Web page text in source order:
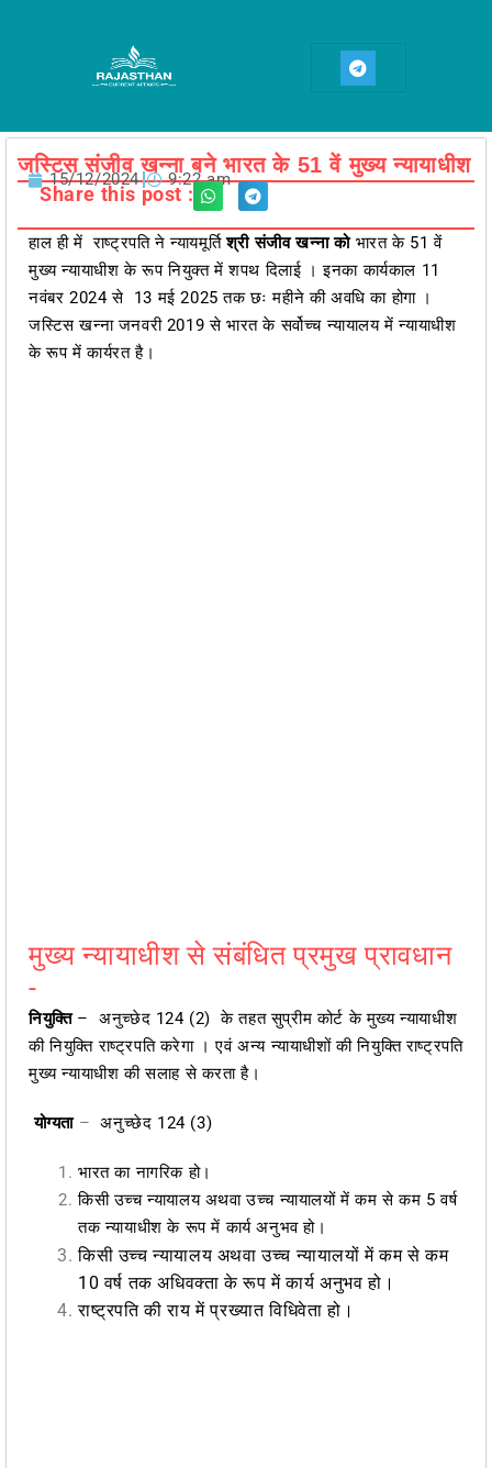
T
e
l
r
a
m
जस्टिस संजीव खन्ना बने भारत के 51 वें मुख्य न्यायाधीश
15/12/2024 9:22 am
Share this post :
हाल ही में राष्ट्रपति ने न्यायमूर्तिश्री संजीव खन्ना कोभारत के 51 वें
मुख्य न्यायाधीश के रूप नियुक्त में शपथ दिलाई । इनका कार्यकाल 11
नवंबर 2024 से 13 मई 2025 तक छः महीने की अवधि का होगा ।
जस्टिस खन्ना जनवरी 2019 से भारत के सर्वोच्च न्यायालय में न्यायाधीश
के रूप में कार्यरत है।
मुख्य न्यायाधीश से संबंधित प्रमुख प्रावधान
-
नियुक्ति– अनुच्छेद 124 (2) के तहत सुप्रीम कोर्ट के मुख्य न्यायाधीश
की नियुक्ति राष्ट्रपति करेगा । एवं अन्य न्यायाधीशों की नियुक्ति राष्ट्रपति
मुख्य न्यायाधीश की सलाह से करता है।
योग्यता –अनुच्छेद 124 (3)
भारत का नागरिक हो।
किसी उच्च न्यायालय अथवा उच्च न्यायालयों में कम से कम 5 वर्ष
तक न्यायाधीश के रूप में कार्य अनुभव हो।
किसी उच्च न्यायालय अथवा उच्च न्यायालयों में कम से कम
10 वर्ष तक अधिवक्ता के रूप में कार्य अनुभव हो।
राष्ट्रपति की राय में प्रख्यात विधिवेता हो।